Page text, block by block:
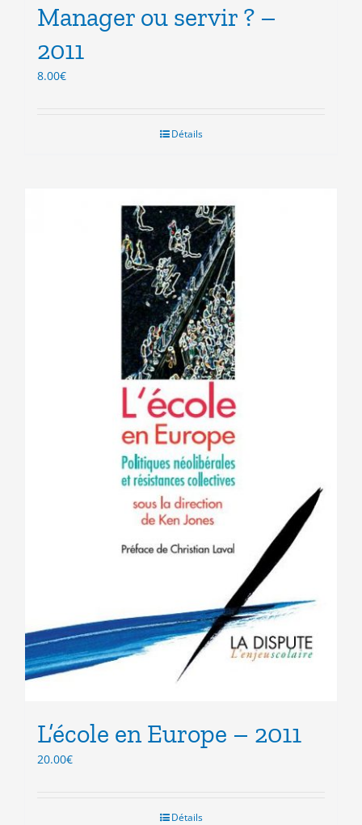
Manager ou servir ? –
2011
8.00€
Détails
L’école en Europe – 2011
20.00€
Détails